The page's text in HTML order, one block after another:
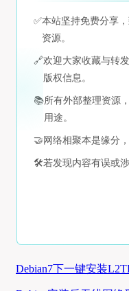
✅本站坚持免费分享
资源。
🔗欢迎大家收藏与转
版权信息。
📚所有外部整理资源
用途。
🤝 网络相聚本是缘分
🛠️若发现内容有误或
Debian7下一键安装